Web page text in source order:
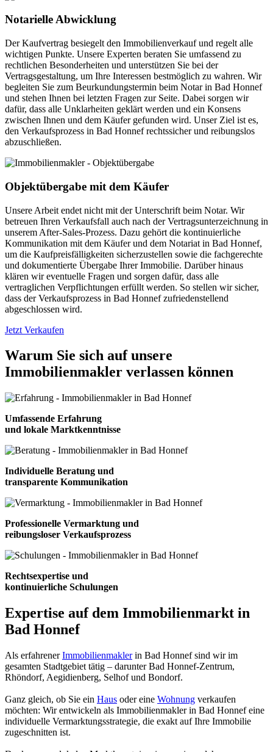
Notarielle Abwicklung
Der Kaufvertrag besiegelt den Immobilienverkauf und regelt alle
wichtigen Punkte. Unsere Experten beraten Sie umfassend zu
rechtlichen Besonderheiten und unterstützen Sie bei der
Vertragsgestaltung, um Ihre Interessen bestmöglich zu wahren. Wir
begleiten Sie zum Beurkundungstermin beim Notar in Bad Honnef
und stehen Ihnen bei letzten Fragen zur Seite. Dabei sorgen wir
dafür, dass alle Unklarheiten geklärt werden und ein Konsens
zwischen Ihnen und dem Käufer gefunden wird. Unser Ziel ist es,
den Verkaufsprozess in Bad Honnef rechtssicher und reibungslos
abzuschließen.
Objektübergabe mit dem Käufer
Unsere Arbeit endet nicht mit der Unterschrift beim Notar. Wir
betreuen Ihren Verkaufsfall auch nach der Vertragsunterzeichnung in
unserem After-Sales-Prozess. Dazu gehört die kontinuierliche
Kommunikation mit dem Käufer und dem Notariat in Bad Honnef,
um die Kaufpreisfälligkeiten sicherzustellen sowie die fachgerechte
und dokumentierte Übergabe Ihrer Immobilie. Darüber hinaus
klären wir eventuelle Fragen und sorgen dafür, dass alle
vertraglichen Verpflichtungen erfüllt werden. So stellen wir sicher,
dass der Verkaufsprozess in Bad Honnef zufriedenstellend
abgeschlossen wird.
Jetzt Verkaufen
Warum Sie sich auf unsere
Immobilienmakler verlassen können
Umfassende Erfahrung
und lokale Marktkenntnisse
Individuelle Beratung und
transparente Kommunikation
Professionelle Vermarktung und
reibungsloser Verkaufsprozess
Rechtsexpertise und
kontinuierliche Schulungen
Expertise auf dem Immobilienmarkt in
Bad Honnef
Als erfahrenerImmobilienmaklerin Bad Honnef sind wir im
gesamten Stadtgebiet tätig – darunter Bad Honnef-Zentrum,
Rhöndorf, Aegidienberg, Selhof und Bondorf.
Ganz gleich, ob Sie ein Haus oder eine Wohnung verkaufen
möchten: Wir entwickeln als Immobilienmakler in Bad Honnef eine
individuelle Vermarktungsstrategie, die exakt auf Ihre Immobilie
zugeschnitten ist.